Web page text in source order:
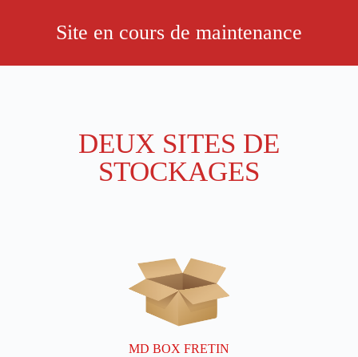
Site en cours de maintenance
DEUX SITES DE
STOCKAGES
MD BOX FRETIN